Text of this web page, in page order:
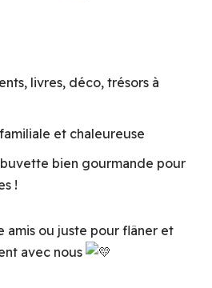
livres, déco, trésors à
et chaleureuse
bien gourmande pour
!
amis ou juste pour flâner et
avec nous